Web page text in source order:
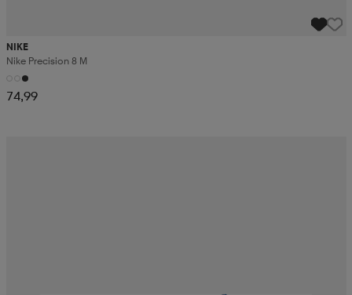
NIKE
Nike Precision 8 M
74,99